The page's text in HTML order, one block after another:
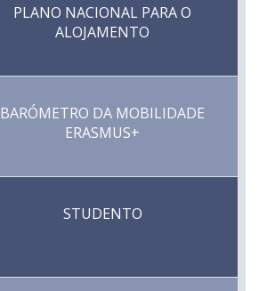
PLANO NACIONAL PARA O
ALOJAMENTO
BARÓMETRO DA MOBILIDADE
ERASMUS+
STUDENTO